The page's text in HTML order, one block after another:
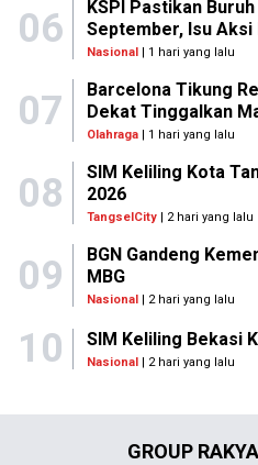
06
KSPI Pastikan
September, Isu Aksi
Nasional| 1 hari yang lalu
07
Barcelona Tikung
Dekat Tinggalkan
Olahraga| 1 hari yang lalu
08
SIM Keliling Kota
2026
TangselCity| 2 hari yang lalu
09
BGN Gandeng
MBG
Nasional| 2 hari yang lalu
10 SIM Keliling Bekasi
Nasional | 2 hari yang lalu
GROUP